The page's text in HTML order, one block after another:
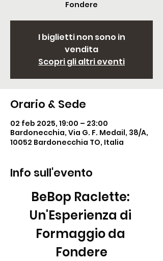
Fondere
I biglietti non sono in
vendita
Scopri gli altri eventi
Orario & Sede
02 feb 2025, 19:00 – 23:00
Bardonecchia, Via G. F. Medail, 38/A,
10052 Bardonecchia TO, Italia
Info sull'evento
BeBop Raclette:
Un'Esperienza di
Formaggio da
Fondere